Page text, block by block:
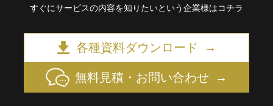
すぐにサービスの内容を知りたいという企業様はコチラ
各種資料ダウンロード
無料見積・お問い合わせ